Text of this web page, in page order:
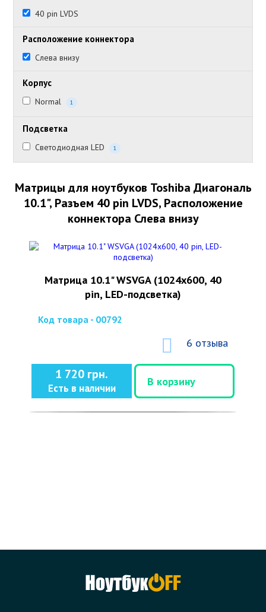
40 pin LVDS
Расположение коннектора
Слева внизу
Корпус
Normal 1
Подсветка
Светодиодная LED 1
Матрицы для ноутбуков Toshiba Диагональ
10.1", Разъем 40 pin LVDS, Расположение
коннектора Слева внизу
Матрица 10.1" WSVGA (1024x600, 40
pin, LED-подсветка)
Код товара - 00792
6 отзыва
1 720 грн.
Есть в наличии
В корзину